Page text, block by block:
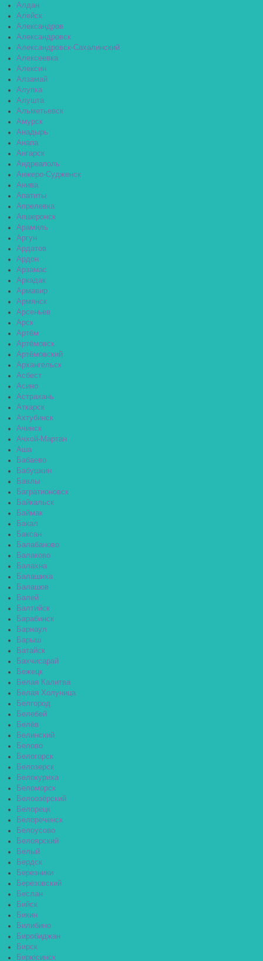
Алдан
Алейск
Александров
Александровск
Александровск-Сахалинский
Алексеевка
Алексин
Алзамай
Алупка
Алушта
Альметьевск
Амурск
Анадырь
Анапа
Ангарск
Андреаполь
Анжеро-Судженск
Анива
Апатиты
Апрелевка
Апшеронск
Арамиль
Аргун
Ардатов
Ардон
Арзамас
Аркадак
Армавир
Армянск
Арсеньев
Арск
Артём
Артёмовск
Артёмовский
Архангельск
Асбест
Асино
Астрахань
Аткарск
Ахтубинск
Ачинск
Ачхой-Мартан
Аша
Бабаево
Бабушкин
Бавлы
Багратионовск
Байкальск
Баймак
Бакал
Баксан
Балабаново
Балаково
Балахна
Балашиха
Балашов
Балей
Балтийск
Барабинск
Барнаул
Барыш
Батайск
Бахчисарай
Бежецк
Белая Калитва
Белая Холуница
Белгород
Белебей
Белёв
Белинский
Белово
Белогорск
Белозерск
Белокуриха
Беломорск
Белоозёрский
Белорецк
Белореченск
Белоусово
Белоярский
Белый
Бердск
Березники
Берёзовский
Беслан
Бийск
Бикин
Билибино
Биробиджан
Бирск
Бирюсинск